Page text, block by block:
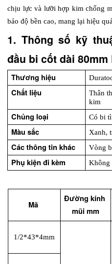
chịu lực và lưỡi hợp kim chống
bảo độ bền cao, mang lại hiệu
1. Thông số kỹ
đầu bi cốt dài 80mm
Thương hiệu
Chất liệu
Thân
kim
Chủng loại Có bi tì
Màu sắc Xanh,
Các thông tin khác Vòng
Phụ kiện đi kèm Không
Mã
Đường kính
mũi mm
1/2*43*4mm